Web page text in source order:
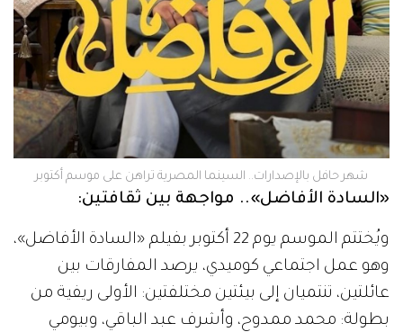
شهر حافل بالإصدارات.. السينما المصرية تراهن على موسم أكتوبر
«السادة الأفاضل».. مواجهة بين ثقافتين:
ويُختتم الموسم يوم 22 أكتوبر بفيلم «السادة الأفاضل»،
وهو عمل اجتماعي كوميدي، يرصد المفارقات بين
عائلتين، تنتميان إلى بيئتين مختلفتين: الأولى ريفية من
بطولة: محمد ممدوح، وأشرف عبد الباقي، وبيومي